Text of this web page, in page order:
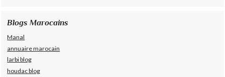
Blogs Marocains
Manal
annuaire marocain
larbi blog
houdac blog